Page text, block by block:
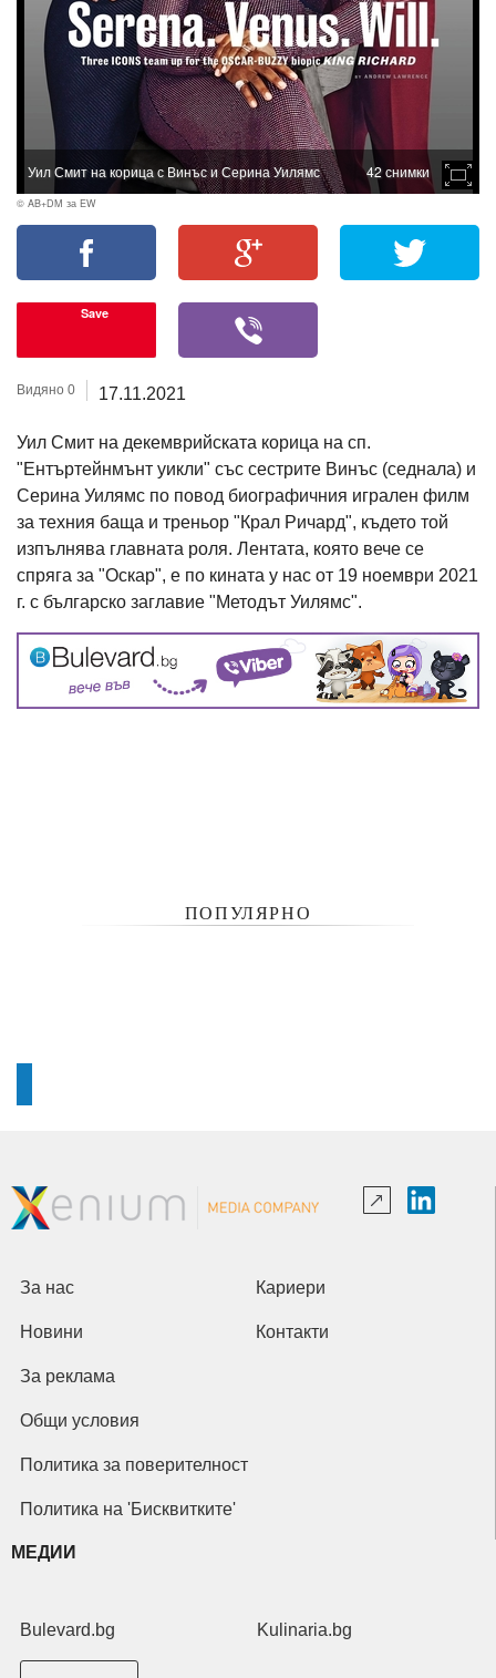
Уил Смит на корица с Винъс и Серина Уилямс 42 снимки
© AB+DM за EW
Save
Видяно 0 17.11.2021
Уил Смит на декемврийската корица на сп.
"Ентъртейнмънт уикли" със сестрите Винъс (седнала) и
Серина Уилямс по повод биографичния игрален филм
за техния баща и треньор "Крал Ричард", където той
изпълнява главната роля. Лентата, която вече се
спряга за "Оскар", е по кината у нас от 19 ноември 2021
г. с българско заглавие "Методът Уилямс".
ПОПУЛЯРНО
За нас Кариери
Новини Контакти
За реклама
Общи условия
Политика за поверителност
Политика на 'Бисквитките'
МЕДИИ
Bulevard.bg Kulinaria.bg